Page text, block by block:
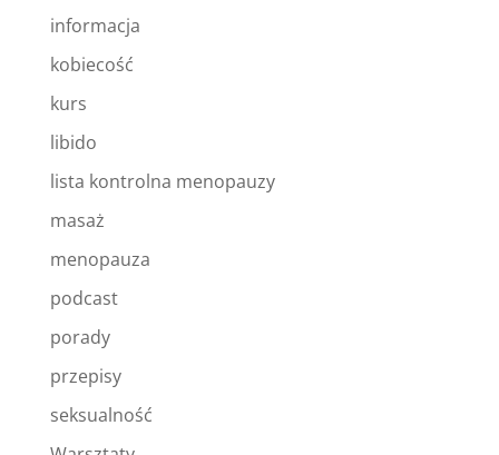
informacja
kobiecość
kurs
libido
lista kontrolna menopauzy
masaż
menopauza
podcast
porady
przepisy
seksualność